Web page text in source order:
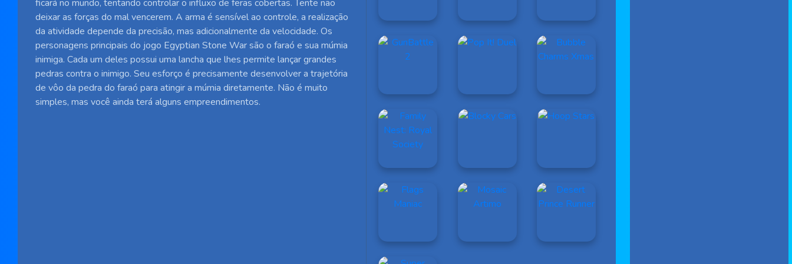
ficará no mundo, tentando controlar o influxo de feras cobertas. Tente não
deixar as forças do mal vencerem. A arma é sensível ao controle, a realização
da atividade depende da precisão, mas adicionalmente da velocidade. Os
personagens principais do jogo Egyptian Stone War são o faraó e sua múmia
inimiga. Cada um deles possui uma lancha que lhes permite lançar grandes
pedras contra o inimigo. Seu esforço é precisamente desenvolver a trajetória
de vôo da pedra do faraó para atingir a múmia diretamente. Não é muito
simples, mas você ainda terá alguns empreendimentos.